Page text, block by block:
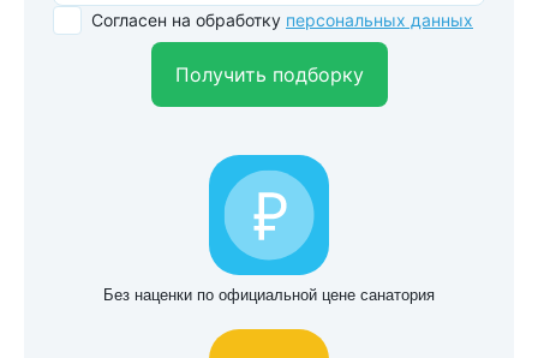
Согласен на обработку персональных данных
Получить подборку
Без наценки по официальной цене санатория